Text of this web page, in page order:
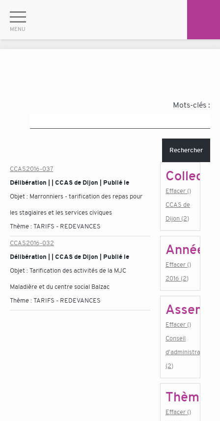
Mots-clés :
Rechercher
CCAS2016-037
Délibération | | CCAS de Dijon | Publié le
Objet : Marronniers - tarification des repas pour
les stagiaires et les services civiques
Thème :TARIFS - REDEVANCES
CCAS2016-032
Délibération | | CCAS de Dijon | Publié le
Objet :Tarification des activités de la MJC
Maladière et du centre social Balzac
Thème :TARIFS - REDEVANCES
Effacer ()
CCAS de
Dijon (2)
Année
Effacer ()
2016 (2)
Effacer ()
Conseil
d'administration
(2)
Thème
Effacer ()